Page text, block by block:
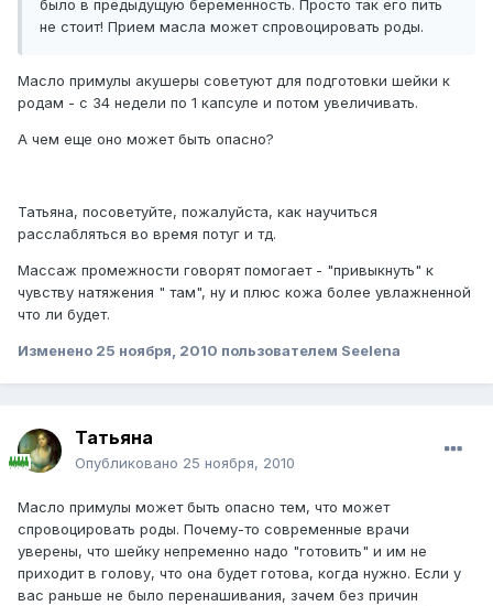
было в предыдущую беременность. Просто так его пить
не стоит! Прием масла может спровоцировать роды.
Масло примулы акушеры советуют для подготовки шейки к
родам - с 34 недели по 1 капсуле и потом увеличивать.
А чем еще оно может быть опасно?
Татьяна, посоветуйте, пожалуйста, как научиться
расслабляться во время потуг и тд.
Массаж промежности говорят помогает - "привыкнуть" к
чувству натяжения " там", ну и плюс кожа более увлажненной
что ли будет.
Изменено 25 ноября, 2010 пользователем Seelena
Татьяна
Опубликовано 25 ноября, 2010
Масло примулы может быть опасно тем, что может
спровоцировать роды. Почему-то современные врачи
уверены, что шейку непременно надо "готовить" и им не
приходит в голову, что она будет готова, когда нужно. Если у
вас раньше не было перенашивания, зачем без причин